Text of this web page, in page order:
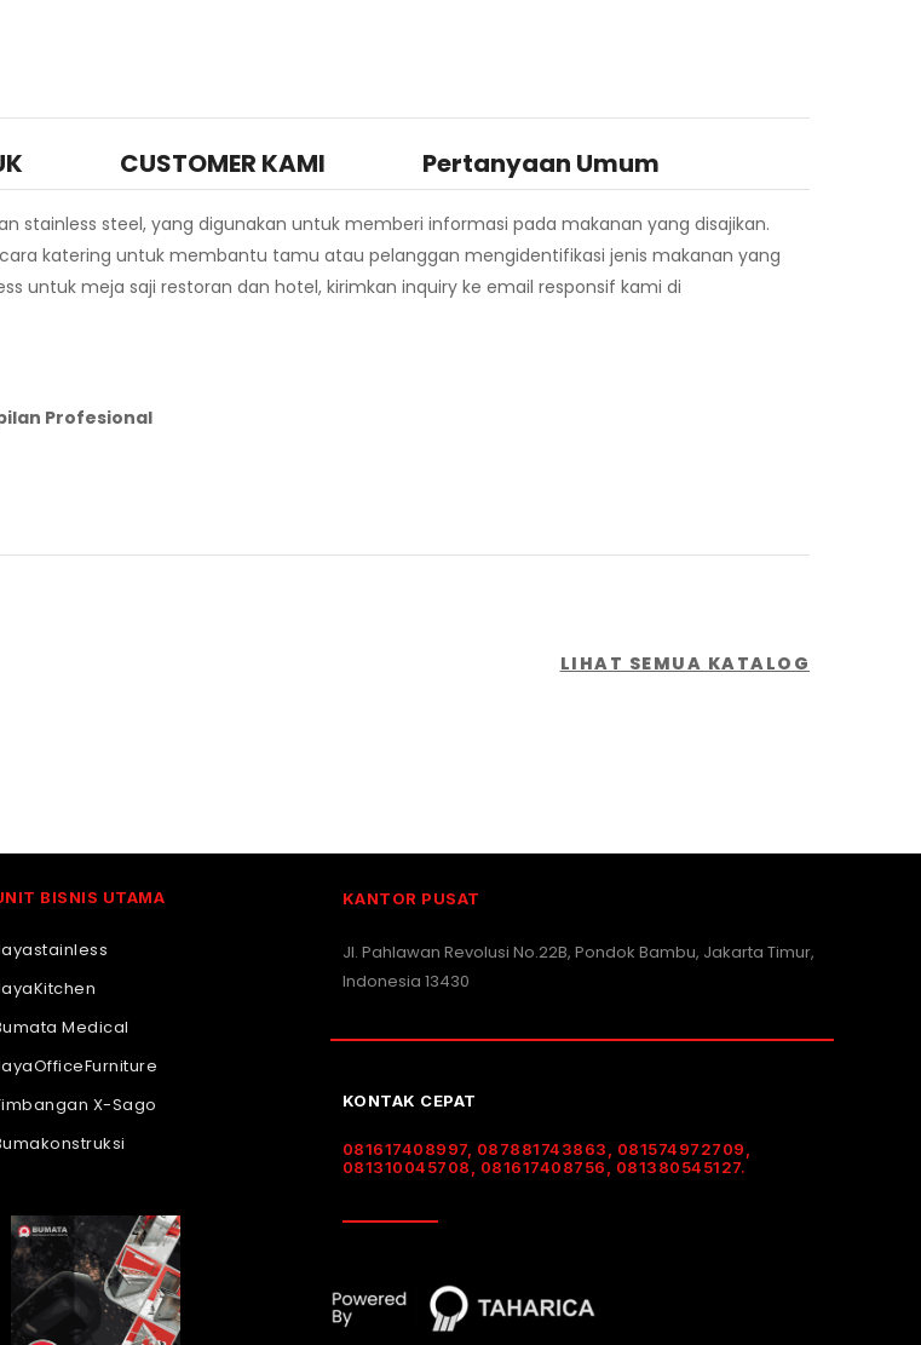
CUSTOMER KAMI Pertanyaan Umum
stainless steel, yang digunakan untuk memberi informasi pada makanan yang disajikan.
katering untuk membantu tamu atau pelanggan mengidentifikasi jenis makanan yang
untuk meja saji restoran dan hotel, kirimkan inquiry ke email responsif kami di
Profesional
LIHAT SEMUA KATALOG
BISNIS UTAMA
Medical
X-Sago
KANTOR PUSAT
Jl. Pahlawan Revolusi No.22B, Pondok Bambu, Jakarta Timur,
Indonesia 13430
KONTAK CEPAT
081617408997, 087881743863, 081574972709,
081310045708, 081617408756, 081380545127.